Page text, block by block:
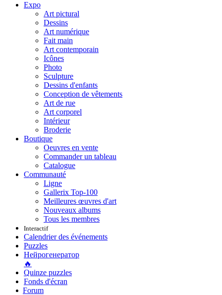
Expo
Art pictural
Dessins
Art numérique
Fait main
Art contemporain
Icônes
Photo
Sculpture
Dessins d'enfants
Conception de vêtements
Art de rue
Art corporel
Intérieur
Broderie
Boutique
Oeuvres en vente
Commander un tableau
Catalogue
Communauté
Ligne
Gallerix Top-100
Meilleures œuvres d'art
Nouveaux albums
Tous les membres
Interactif
Calendrier des événements
Puzzles
Нейрогенератор
🔥
Quinze puzzles
Fonds d'écran
Forum